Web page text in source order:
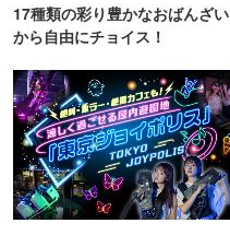
17種類の彩り豊かなおばんざい
から自由にチョイス！